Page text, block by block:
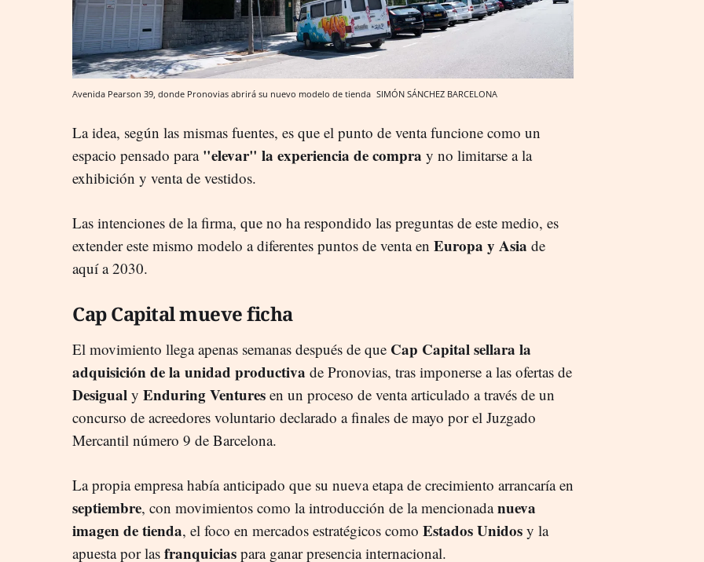
Avenida Pearson 39, donde Pronovias abrirá su nuevo modelo de tienda SIMÓN SÁNCHEZ BARCELONA
La idea, según las mismas fuentes, es que el punto de venta funcione como un
espacio pensado para "elevar" la experiencia de compra y no limitarse a la
exhibición y venta de vestidos.
Las intenciones de la firma, que no ha respondido las preguntas de este medio, es
extender este mismo modelo a diferentes puntos de venta en Europa y Asia de
aquí a 2030.
Cap Capital mueve ficha
El movimiento llega apenas semanas después de que Cap Capital sellara la
adquisición de la unidad productiva de Pronovias, tras imponerse a las ofertas de
Desigual y Enduring Ventures en un proceso de venta articulado a través de un
concurso de acreedores voluntario declarado a finales de mayo por el Juzgado
Mercantil número 9 de Barcelona.
La propia empresa había anticipado que su nueva etapa de crecimiento arrancaría en
septiembre, con movimientos como la introducción de la mencionadanueva
imagen de tienda, el foco en mercados estratégicos como Estados Unidos y la
apuesta por las franquicias para ganar presencia internacional.